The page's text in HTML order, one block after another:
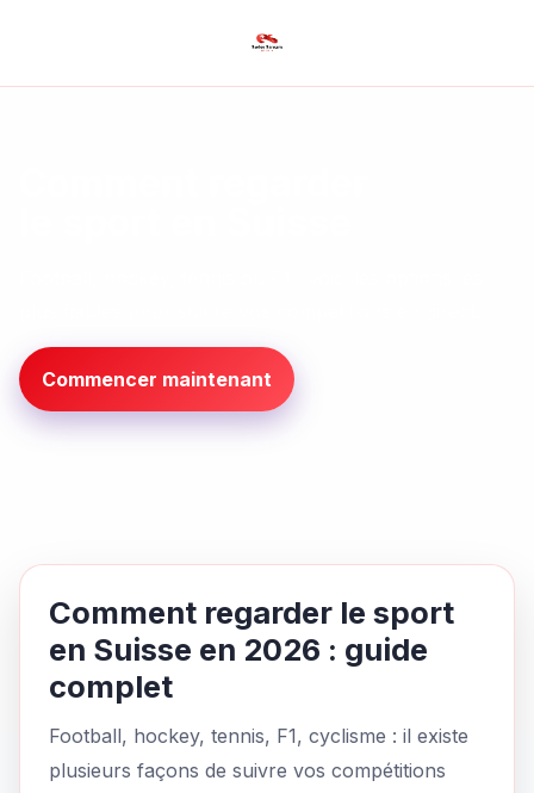
Commencer maintenant
Comment regarder le sport
en Suisse en 2026 : guide
complet
Football, hockey, tennis, F1, cyclisme : il existe
plusieurs façons de suivre vos compétitions